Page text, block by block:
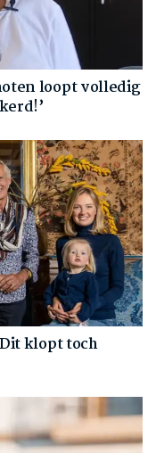
loopt volledig
klopt toch